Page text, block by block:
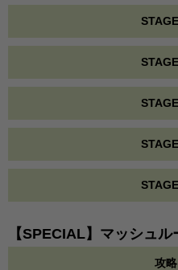
【SPECIAL】マッシュル
攻